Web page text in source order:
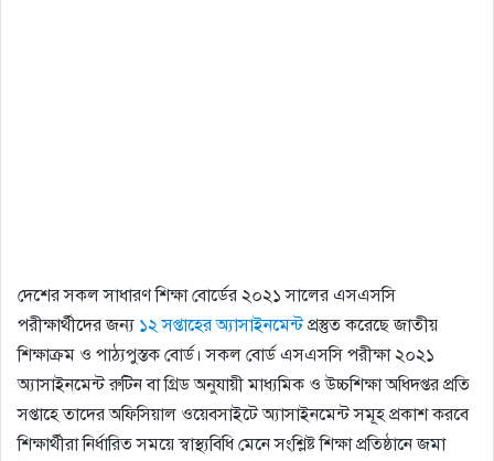
দেশের সকল সাধারণ শিক্ষা বোর্ডের ২০২১ সালের এসএসসি
পরীক্ষার্থীদের জন্য ১২ সপ্তাহের অ্যাসাইনমেন্টপ্রস্তুত করেছে জাতীয়
শিক্ষাক্রম ও পাঠ্যপুস্তক বোর্ড। সকল বোর্ড এসএসসি পরীক্ষা ২০২১
অ্যাসাইনমেন্ট রুটিন বা গ্রিড অনুযায়ী মাধ্যমিক ও উচ্চশিক্ষা অধিদপ্তর প্রতি
সপ্তাহে তাদের অফিসিয়াল ওয়েবসাইটে অ্যাসাইনমেন্ট সমূহ প্রকাশ করবে
শিক্ষার্থীরা নির্ধারিত সময়ে স্বাস্থ্যবিধি মেনে সংশ্লিষ্ট শিক্ষা প্রতিষ্ঠানে জমা